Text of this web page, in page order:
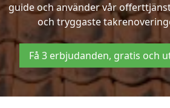
guide och använder vår
och tryggaste
Få 3 erbjudanden, gratis och